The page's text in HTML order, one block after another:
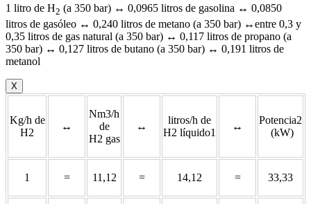
1 litro de H2 (a 350 bar) ↔ 0,0965 litros de gasolina ↔ 0,0850
litros de gasóleo ↔ 0,240 litros de metano (a 350 bar) ↔entre 0,3 y
0,35 litros de gas natural (a 350 bar) ↔ 0,117 litros de propano (a
350 bar) ↔ 0,127 litros de butano (a 350 bar) ↔ 0,191 litros de
metanol
X
Kg/h de
H2
↔
Nm3/h
de
H2 gas
↔
litros/h de
H2 líquido1
↔
Potencia2
(kW)
1 = 11,12 = 14,12 = 33,33